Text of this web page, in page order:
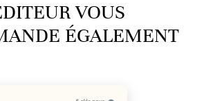
VOUS
ÉGALEMENT